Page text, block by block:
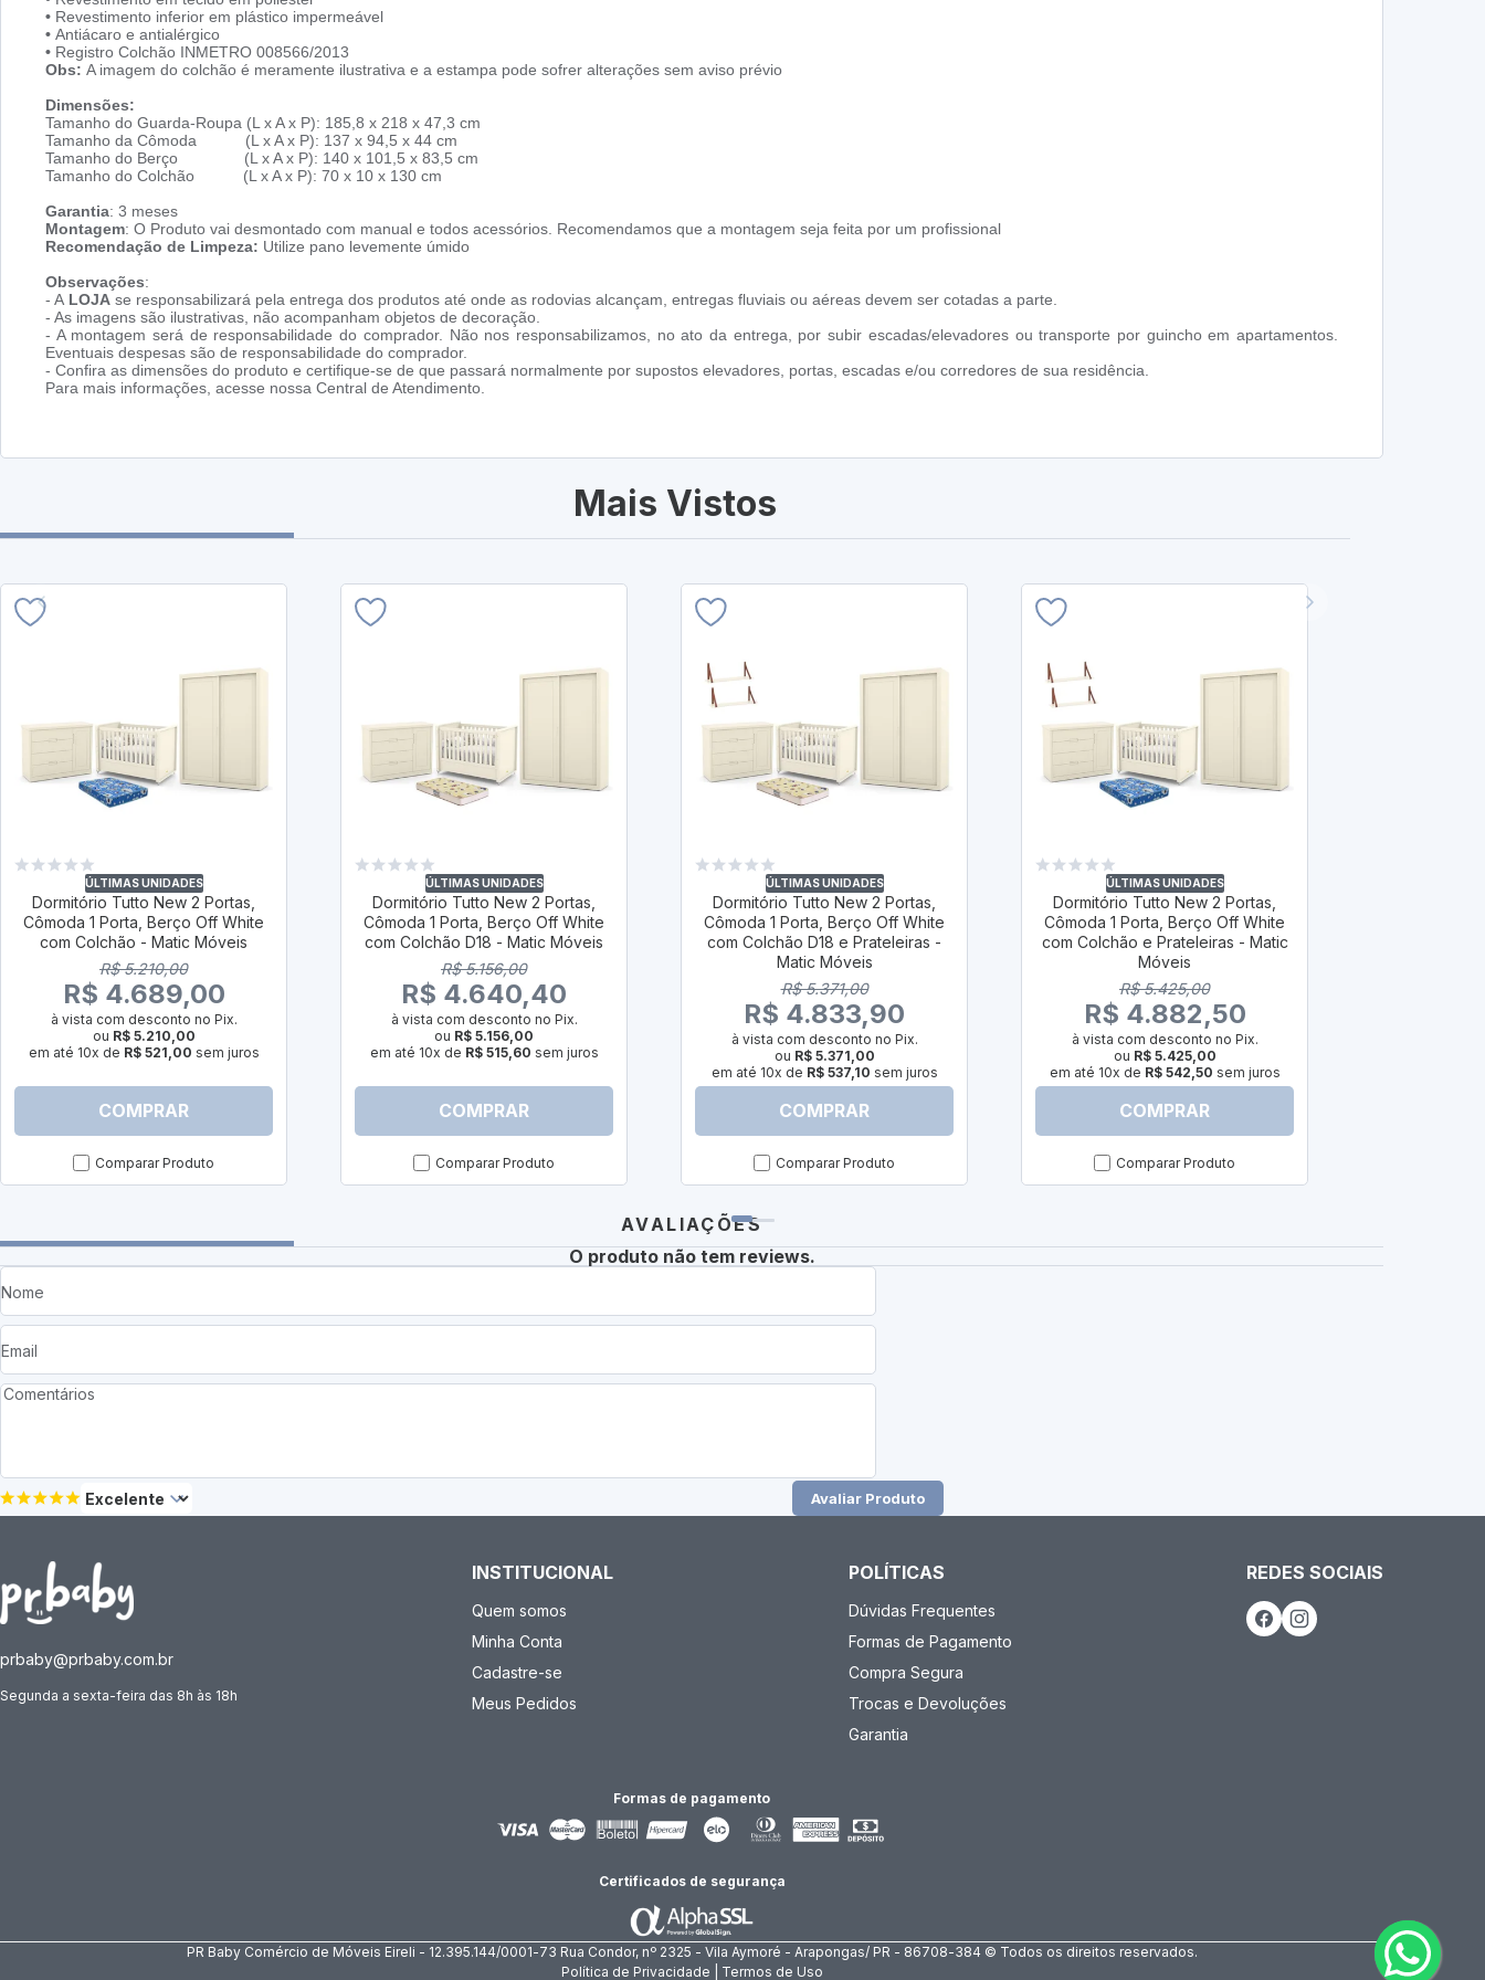
• Revestimento inferior em plástico impermeável
• Antiácaro e antialérgico
• Registro Colchão INMETRO 008566/2013
Obs: A imagem do colchão é meramente ilustrativa e a estampa pode sofrer alterações sem aviso prévio
Dimensões:
Tamanho do Guarda-Roupa (L x A x P): 185,8 x 218 x 47,3 cm
Tamanho da Cômoda (L x A x P): 137 x 94,5 x 44 cm
Tamanho do Berço (L x A x P): 140 x 101,5 x 83,5 cm
Tamanho do Colchão (L x A x P): 70 x 10 x 130 cm
Garantia: 3 meses
Montagem: O Produto vai desmontado com manual e todos acessórios. Recomendamos que a montagem seja feita por um profissional
Recomendação de Limpeza: Utilize pano levemente úmido
Observações:
- A LOJA se responsabilizará pela entrega dos produtos até onde as rodovias alcançam, entregas fluviais ou aéreas devem ser cotadas a parte.
- As imagens são ilustrativas, não acompanham objetos de decoração.
- A montagem será de responsabilidade do comprador. Não nos responsabilizamos, no ato da entrega, por subir escadas/elevadores ou transporte por guincho em apartamentos.
Eventuais despesas são de responsabilidade do comprador.
- Confira as dimensões do produto e certifique-se de que passará normalmente por supostos elevadores, portas, escadas e/ou corredores de sua residência.
Para mais informações, acesse nossa Central de Atendimento.
Mais Vistos
ÚLTIMAS UNIDADES
Dormitório Tutto New 2 Portas,
Cômoda 1 Porta, Berço Off White
com Colchão - Matic Móveis
R$ 5.210,00
R$ 4.689,00
à vista com desconto no Pix.
ou R$ 5.210,00
em até 10x de R$ 521,00 sem juros
COMPRAR
Comparar Produto
ÚLTIMAS UNIDADES
Dormitório Tutto New 2 Portas,
Cômoda 1 Porta, Berço Off White
com Colchão D18 - Matic Móveis
R$ 5.156,00
R$ 4.640,40
à vista com desconto no Pix.
ou R$ 5.156,00
em até 10x de R$ 515,60 sem juros
COMPRAR
Comparar Produto
ÚLTIMAS UNIDADES
Dormitório Tutto New 2 Portas,
Cômoda 1 Porta, Berço Off White
com Colchão D18 e Prateleiras -
Matic Móveis
R$ 5.371,00
R$ 4.833,90
à vista com desconto no Pix.
ou R$ 5.371,00
em até 10x de R$ 537,10 sem juros
COMPRAR
Comparar Produto
ÚLTIMAS UNIDADES
Dormitório Tutto New 2 Portas,
Cômoda 1 Porta, Berço Off White
com Colchão e Prateleiras - Matic
Móveis
R$ 5.425,00
R$ 4.882,50
à vista com desconto no Pix.
ou R$ 5.425,00
em até 10x de R$ 542,50 sem juros
COMPRAR
Comparar Produto
AVALIAÇÕES
O produto não tem reviews.
Avaliar Produto
prbaby@prbaby.com.br
Segunda a sexta-feira das 8h às 18h
INSTITUCIONAL
Quem somos
Minha Conta
Cadastre-se
Meus Pedidos
POLÍTICAS
Dúvidas Frequentes
Formas de Pagamento
Compra Segura
Trocas e Devoluções
Garantia
REDES SOCIAIS
Formas de pagamento
Certificados de segurança
PR Baby Comércio de Móveis Eireli - 12.395.144/0001-73 Rua Condor, nº 2325 - Vila Aymoré - Arapongas/ PR - 86708-384 © Todos os direitos reservados.
Política de Privacidade | Termos de Uso